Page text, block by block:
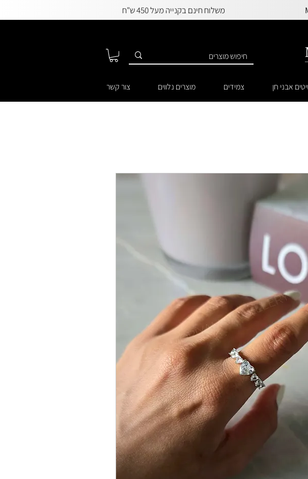
משלוח חינם בקנייה מעל 450 ש"ח
אבני חן צמידים מוצרים נלווים צור קשר